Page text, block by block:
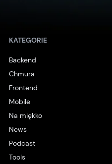
KATEGORIE
Backend
Chmura
Frontend
Mobile
Na miękko
News
Podcast
Tools